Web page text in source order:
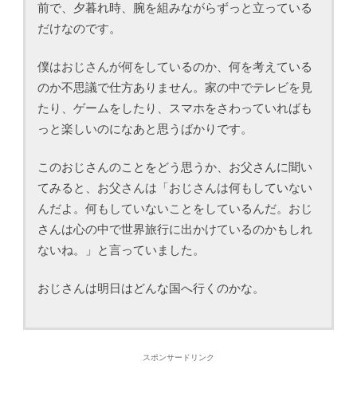
前で、夕暮れ時、腕を組みながらずっと立っている
だけなのです。
僕はおじさんが何をしているのか、何を考えている
のか不思議で仕方ありません。家の中でテレビを見
たり、ゲームをしたり、スマホをさわっていればも
っと楽しいのになあと思うばかりです。
このおじさんのことをどう思うか、お父さんに聞い
てみると、お父さんは「おじさんは何もしていない
んだよ。何もしていないことをしているんだ。おじ
さんは心の中で世界旅行に出かけているのかもしれ
ないね。」と言っていました。
おじさんは明日はどんな国へ行くのかな。
スポンサードリンク